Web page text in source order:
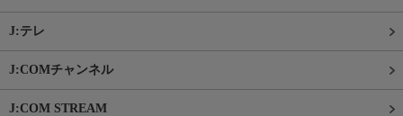
J:テレ
J:COMチャンネル
J:COM STREAM